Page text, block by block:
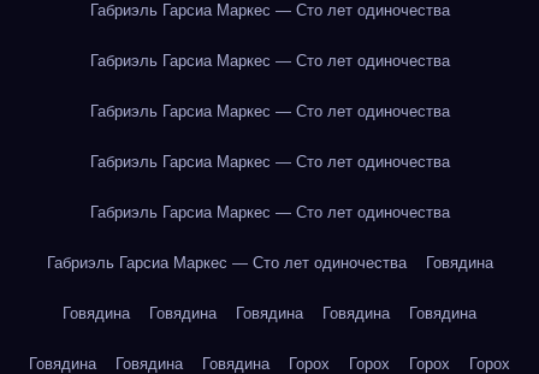
Габриэль Гарсиа Маркес — Сто лет одиночества
Габриэль Гарсиа Маркес — Сто лет одиночества
Габриэль Гарсиа Маркес — Сто лет одиночества
Габриэль Гарсиа Маркес — Сто лет одиночества
Габриэль Гарсиа Маркес — Сто лет одиночества
Габриэль Гарсиа Маркес — Сто лет одиночества Говядина
Говядина Говядина Говядина Говядина Говядина
Говядина Говядина Говядина Горох Горох Горох Горох